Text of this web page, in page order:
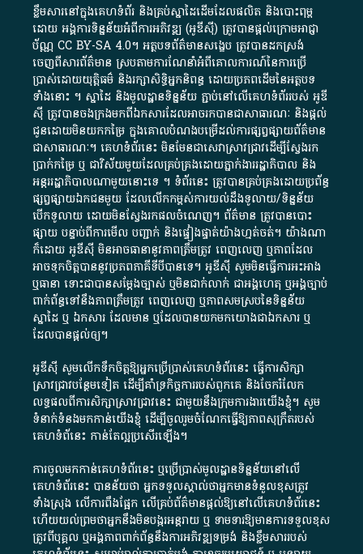
ខ្លឹមសារ​នៅ​ក្នុង​គេហទំព័រ និង​គ្រប់​ស្នា​ដៃ​ដើម​ដែល​ផលិត​ និង​បោះពុម្ព​
ដោយ​ អង្គការ​ទិន្នន័យ​អំពី​ការអភិវឌ្ឍ​​ (អូ​ឌី​ស៊ី)​ ត្រូវ​បាន​ផ្តល់​ក្រោម​អាជ្ញា
ប័ណ្ណ​CC BY-SA 4.0។​ អត្ថបទ​ព័ត៌មាន​សង្ខេប​ ត្រូវ​បាន​ដកស្រង់​
ចេញពី​សារព័ត៌មាន ស្របតាមការ​ណែនាំ​អំពី​គោលការណ៍​នៃ​ការ​ប្រើ
ប្រាស់​ដោយ​យុត្តិធម៌​ និង​រក្សាសិទ្ធិអ្នកនិពន្ធ ដោយ​ប្រភពដើម​នៃ​​អត្ថបទ
ទាំង​នោះ​ ។​ ស្នាដៃ​ និង​មូលដ្ឋាន​ទិន្នន័យ ​ភ្ជាប់​នៅ​លើ​គេហទំព័រ​របស់​ អូ​ឌី​
ស៊ី​ ត្រូវ​បាន​ចងក្រង​មក​ពី​ឯកសារ​ដែល​អាច​រក​បានជា​សាធារណៈ​ និង​ផ្តល់​
ជូន​ដោយ​មិន​យក​កម្រៃ​ ក្នុង​គោលបំណង​បម្រើ​ដល់ការ​ផ្សព្វផ្សាយ​ព័ត៌មាន​
ជា​សាធារណៈ​។​ គេហទំព័រ​នេះ​ មិនមែន​ជា​សេវា​ស្រាវជ្រាវ​ដើម្បី​ស្វែងរក
ប្រាក់​កម្រៃ​ ឬ​ ជា​វិស័យ​មួយ​ដែល​គ្រប់គ្រង​ដោយ​ភ្នាក់ងារ​រដ្ឋាភិបាល​ និង ​
អន្តររដ្ឋាភិបាល​ណាមួយ​នោះ​ទេ ​។​ ទំព័រ​នេះ​ ត្រូវ​បាន​គ្រប់គ្រង​ដោយ​ប្រព័ន្ធ​
ផ្សព្វផ្សាយ​ឯកជន​មួយ​ ដែល​លើកកម្ពស់​ការ​យល់​ដឹង​ទូលាយ​/​ទិន្នន័យ​
បើក​ទូលាយ​ ដោយ​មិនស្វែង​រក​ផល​ចំណេញ​។​ ព័ត៌មាន​ ត្រូវ​បាន​បោះ
ផ្សាយ​ បន្ទាប់​ពី​ការ​មើល​ បញ្ជាក់​ និង​ផ្ទៀងផ្ទាត់​យ៉ាង​ហ្មត់ចត់​។​ យ៉ាងណា​
ក៏​ដោយ​ អូ​ឌី​ស៊ី​ មិន​អាច​ធានា​នូវ​ភាព​ត្រឹមត្រូវ​ ពេញលេញ​ ឬ​ភាព​ដែល​
អាច​ទុកចិត្ត​បាននូវ​ប្រភព​ភាគី​ទី​បី​បាន​ទេ​។​ អូ​ឌី​ស៊ី​ សូម​មិន​ធ្វើការ​អះអាង​
ឬ​ធានា​ ទោះជា​បាន​សម្តែង​ច្បាស់​ ឬ​មិន​ជាក់លាក់​ ជា​អង្គហេតុ​ ឬ​អង្គច្បាប់​
ពាក់ព័ន្ធ​ទៅ​នឹង​ភាព​ត្រឹមត្រូវ​ ពេញលេញ​ ឬ​ភាព​សម​ស្រប​នៃ​ទិន្នន័យ​
ស្នាដៃ​ ឬ​ ឯកសារ​ ដែល​មាន​ ឬ​ដែល​បាន​យក​មក​យោង​ជា​ឯកសារ​ ឬ​
ដែល​បាន​ផ្តល់​ឲ្យ​។
អូឌីស៊ី សូមលើកទឹកចិត្តឱ្យអ្នកប្រើប្រាស់គេហទំព័រនេះ ធ្វើការសិក្សា
ស្រាវជ្រាវបន្ថែមទៀត ដើម្បីគាំទ្រកិច្ចការ​របស់ពួកគេ និងចែករំលែក
លទ្ធផលពីការសិក្សាស្រាវជ្រាវនេះ ជាមួយនឹងក្រុមការងារយើងខ្ញុំ។ សូម
ទំនាក់ទំនងមកកាន់យើងខ្ញុំ ដើម្បីចូលរួមចំណែកធ្វើឱ្យភាពសុក្រឹតរបស់
គេហទំព័នេះ កាន់តែល្អប្រសើរឡើង។
ការចូលមកកាន់គេហទំព័រនេះ ឬប្រើប្រាស់មូលដ្ឋានទិន្នន័យនៅលើ
គេហទំព័រនេះ បានន័យថា អ្នកទទួលស្គាល់ថាអ្នកមានទំនួលខុសត្រូវ
ទាំងស្រុង លើការពឹងផ្អែក លើគ្រប់ព័ត៌មានផ្តល់ឱ្យនៅលើគេហទំព័រនេះ
ហើយយល់ព្រមថាអ្នកនឹងមិនបង្ករអន្តរាយ ឬ ទាមទារ​ឱ្យមានការទទួលខុស​
ត្រូវពីបុគ្គល ឬអង្គភាពពាក់ព័ន្ធនឹងការអភិវឌ្ឍទម្រង់ និងខ្លឹមសាររបស់